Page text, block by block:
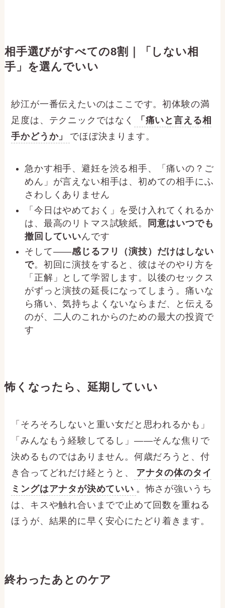
相手選びがすべての8割｜「しない相
手」を選んでいい
紗江が一番伝えたいのはここです。初体験の満
足度は、テクニックではなく
「痛いと言える相
手かどうか」
でほぼ決まります。
急かす相手、避妊を渋る相手、「痛いの？ご
めん」が言えない相手は、初めての相手にふ
さわしくありません
「今日はやめておく」を受け入れてくれるか
は、最高のリトマス試験紙。
同意はいつでも
撤回していいんです
そして——感じるフリ（演技）だけはしない
で。初回に演技をすると、彼はそのやり方を
「正解」として学習します。以後のセックス
がずっと演技の延長になってしまう。痛いな
ら痛い、気持ちよくないならまだ、と伝える
のが、二人のこれからのための最大の投資で
す
怖くなったら、延期していい
「そろそろしないと重い女だと思われるかも」
「みんなもう経験してるし」——そんな焦りで
決めるものではありません。何歳だろうと、付
き合ってどれだけ経とうと、
アナタの体のタイ
ミングはアナタが決めていい 。怖さが強いうち
は、キスや触れ合いまでで止めて回数を重ねる
ほうが、結果的に早く安心にたどり着きます。
終わったあとのケア